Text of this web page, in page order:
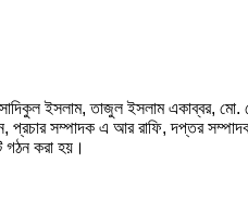
ইসলাম, তাজুল ইসলাম একাব্বর,
সম্পাদক এ আর রাফি, দপ্তর সম্পাদক
গঠন করা হয়।